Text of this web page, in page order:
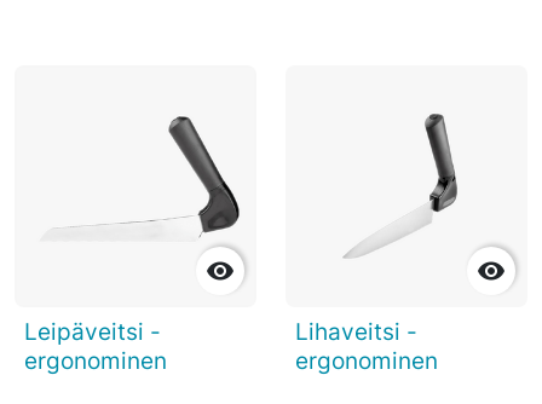

Leipäveitsi -
ergonominen

Lihaveitsi -
ergonominen